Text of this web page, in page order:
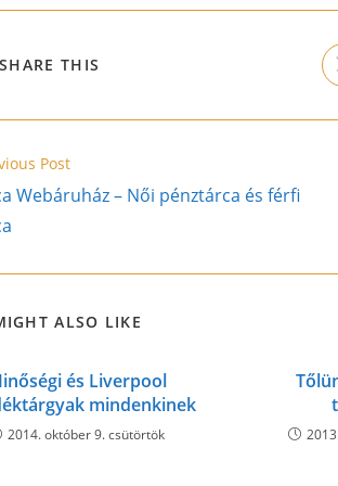
THIS
Post
Webáruház – Női pénztárca és férfi
ALSO LIKE
és Liverpool
mindenkinek
2014. október 9. csütörtök